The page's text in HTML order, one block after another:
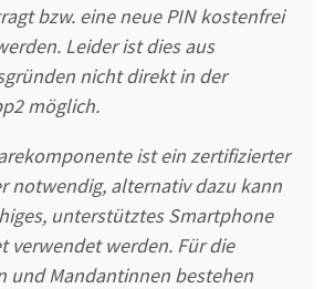
bzw. eine neue PIN kostenfrei
Leider ist dies aus
nicht direkt in der
möglich.
ist ein zertifizierter
notwendig, alternativ dazu kann
unterstütztes Smartphone
verwendet werden. Für die
und Mandantinnen bestehen